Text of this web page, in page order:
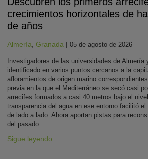
crecimientos horizontales de
de años
Almería Granada | 05 de agosto de 2026
Investigadores de las universidades de Almería
identificado en varios puntos cercanos a la
afloramientos de origen marino
previa en la que el Mediterráneo se secó casi
arrecifes formados a casi 40 metros bajo el
transparencia del agua en ese entorno facilitó
de lado a lado. Ahora aportan pistas para
del pasado.
Sigue leyendo